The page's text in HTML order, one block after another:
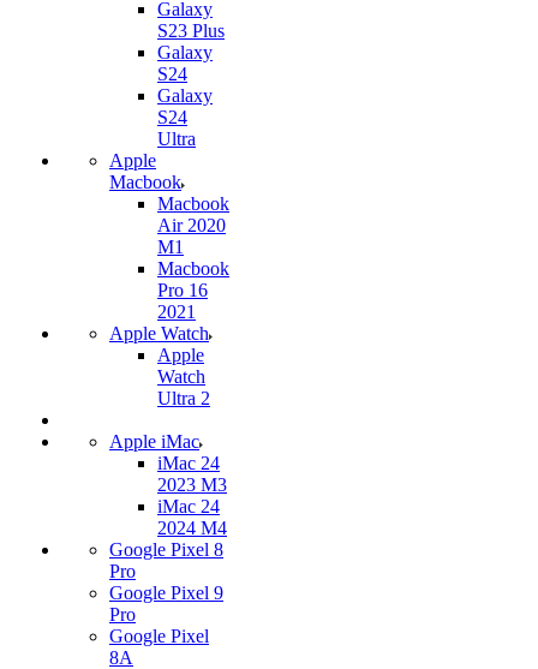
Galaxy
S23 Plus
Galaxy
S24
Galaxy
S24
Ultra
Apple
Macbook
Macbook
Air 2020
M1
Macbook
Pro 16
2021
Apple Watch
Apple
Watch
Ultra 2
Apple iMac
iMac 24
2023 M3
iMac 24
2024 M4
Google Pixel 8
Pro
Google Pixel 9
Pro
Google Pixel
8A